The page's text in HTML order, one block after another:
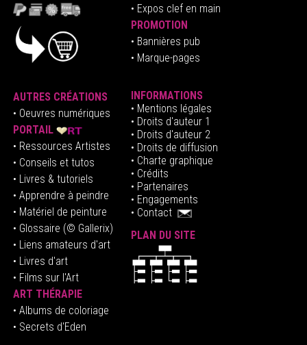
• Expos clef en main
PROMOTION
• Bannières pub
• Marque-pages
AUTRES CRÉATIONS
• Oeuvres numériques
PORTAIL
• Ressources Artistes
• Conseils et tutos
• Livres & tutoriels
• Apprendre à peindre
• Matériel de peinture
• Glossaire (© Gallerix)
• Liens amateurs d'art
• Livres d'art
• Films sur l'Art
ART THÉRAPIE
• Albums de coloriage
• Secrets d'Eden
INFORMATIONS
• Mentions légales
• Droits d'auteur1
• Droits d'auteur 2
• Droits de diffusion
• Charte graphique
• Crédits
• Partenaires
• Engagements
• Contact
PLAN DU SITE